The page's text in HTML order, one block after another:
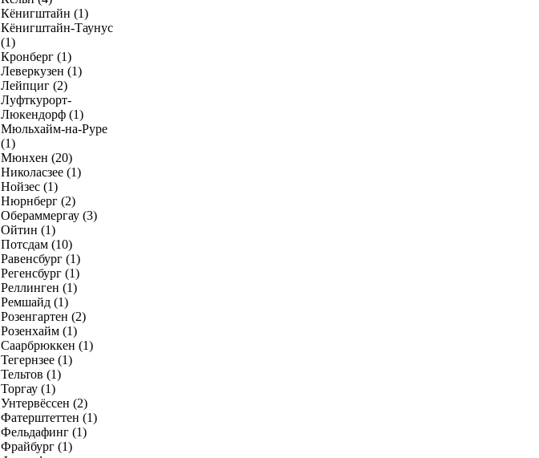
Кёнигштайн (1)
Кёнигштайн-Таунус
(1)
Кронберг (1)
Леверкузен (1)
Лейпциг (2)
Луфткурорт-
Люкендорф (1)
Мюльхайм-на-Руре
(1)
Мюнхен (20)
Николасзее (1)
Нойзес (1)
Нюрнберг (2)
Обераммергау (3)
Ойтин (1)
Потсдам (10)
Равенсбург (1)
Регенсбург (1)
Реллинген (1)
Ремшайд (1)
Розенгартен (2)
Розенхайм (1)
Саарбрюккен (1)
Тегернзее (1)
Тельтов (1)
Торгау (1)
Унтервёссен (2)
Фатерштеттен (1)
Фельдафинг (1)
Фрайбург (1)